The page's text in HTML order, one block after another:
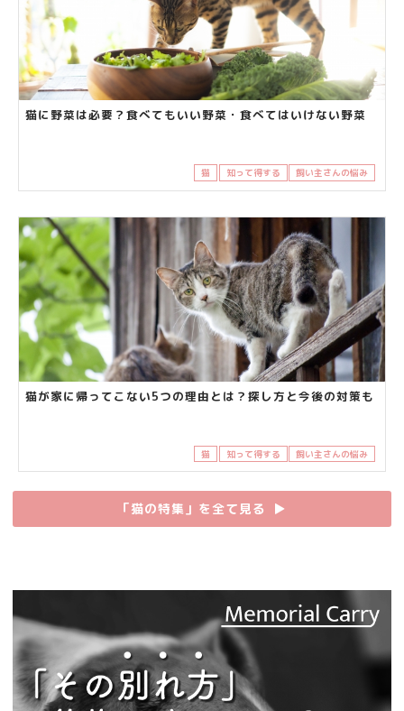
猫に野菜は必要？食べてもいい野菜・食べてはいけない野菜
猫 知って得する 飼い主さんの悩み
猫が家に帰ってこない5つの理由とは？探し方と今後の対策も
猫 知って得する 飼い主さんの悩み
「猫の特集」を全て見る ▶︎